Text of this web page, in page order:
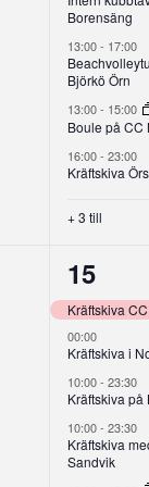
Borensäng
13:00- 17:00
Björkö Örn
13:00- 15:00
Boule på CC
16:00-23:00
Kräftskiva
+ 3 till
8
15
Kräftskiva
00:00
Kräftskiva i
10:00-23:30
Kräftskiva på
10:00-23:30
Kräftskiva
Sandvik